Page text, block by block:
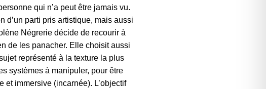
qui n’a peut être jamais vu.
d’un parti pris artistique, mais aussi
Négrerie décide de recourir à
de les panacher. Elle choisit aussi
représenté à la texture la plus
systèmes à manipuler, pour être
et immersive (incarnée). L’objectif